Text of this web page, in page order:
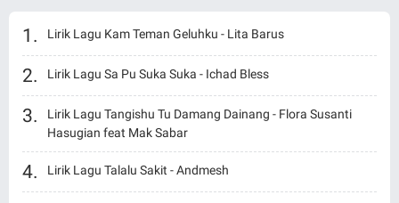
Lirik Lagu Kam Teman Geluhku - Lita Barus
Lirik Lagu Sa Pu Suka Suka - Ichad Bless
Lirik Lagu Tangishu Tu Damang Dainang - Flora Susanti
Hasugian feat Mak Sabar
Lirik Lagu Talalu Sakit - Andmesh